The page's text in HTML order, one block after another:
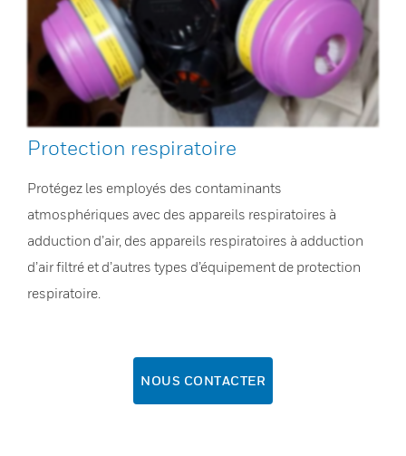
Protection respiratoire
Protégez les employés des contaminants
atmosphériques avec des appareils respiratoires à
adduction d’air, des appareils respiratoires à adduction
d’air filtré et d’autres types d’équipement de protection
respiratoire.
NOUS CONTACTER